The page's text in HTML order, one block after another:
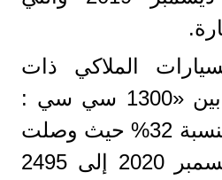
الملاكي ذات
السعة اللترية ما بين «1300 سي سي :
1500 سي سي» بنسبة 32% حيث وصلت
المبيعات خلال ديسمبر 2020 إلى 2495